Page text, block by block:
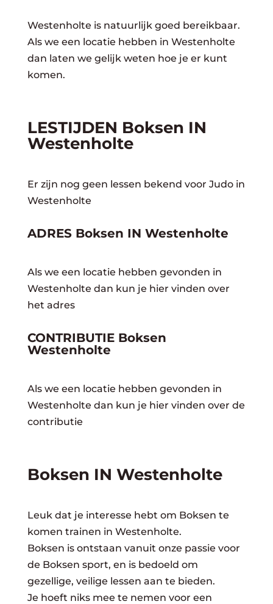
Westenholte is natuurlijk goed bereikbaar.
Als we een locatie hebben in Westenholte
dan laten we gelijk weten hoe je er kunt
komen.
LESTIJDEN Boksen IN
Westenholte
Er zijn nog geen lessen bekend voor Judo in
Westenholte
ADRES Boksen IN Westenholte
Als we een locatie hebben gevonden in
Westenholte dan kun je hier vinden over
het adres
CONTRIBUTIE Boksen
Westenholte
Als we een locatie hebben gevonden in
Westenholte dan kun je hier vinden over de
contributie
Boksen IN Westenholte
Leuk dat je interesse hebt om Boksen te
komen trainen in Westenholte.
Boksen is ontstaan vanuit onze passie voor
de Boksen sport, en is bedoeld om
gezellige, veilige lessen aan te bieden.
Je hoeft niks mee te nemen voor een